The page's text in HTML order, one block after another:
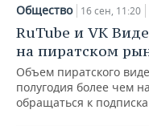
Общество 16 сен, 11:20
RuTube и VK
на пиратском
Объем пиратского
полугодия более чем
обращаться к